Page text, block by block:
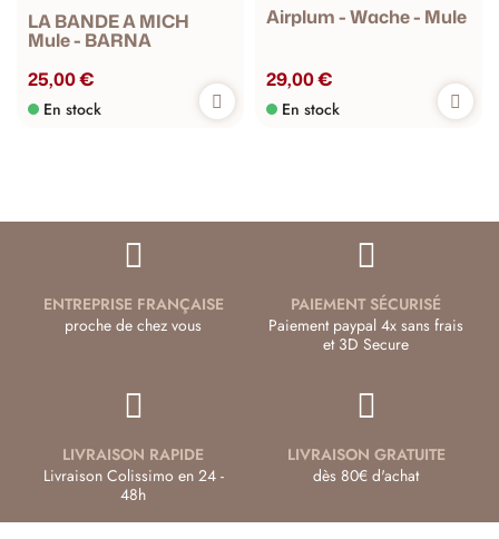
LA BANDE A MICH
Mule - BARNA
25,00 €
En stock
Airplum - Wache - Mule
29,00 €
En stock
ENTREPRISE FRANÇAISE
proche de chez vous
PAIEMENT SÉCURISÉ
Paiement paypal 4x sans frais
et 3D Secure
LIVRAISON RAPIDE
Livraison Colissimo en 24 -
48h
LIVRAISON GRATUITE
dès 80€ d'achat